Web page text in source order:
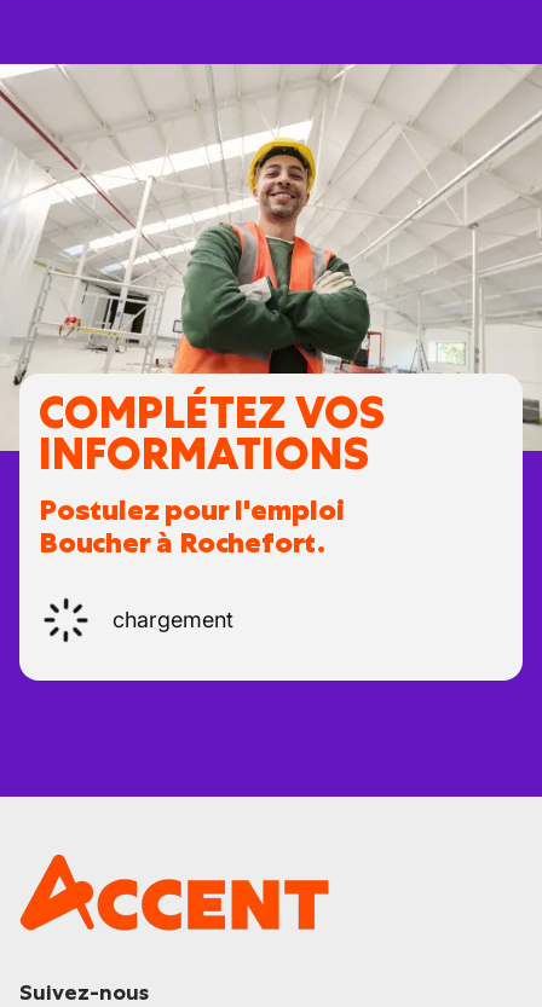
COMPLÉTEZ VOS
INFORMATIONS
Postulez pour l'emploi
Boucher à Rochefort.
chargement
Suivez-nous